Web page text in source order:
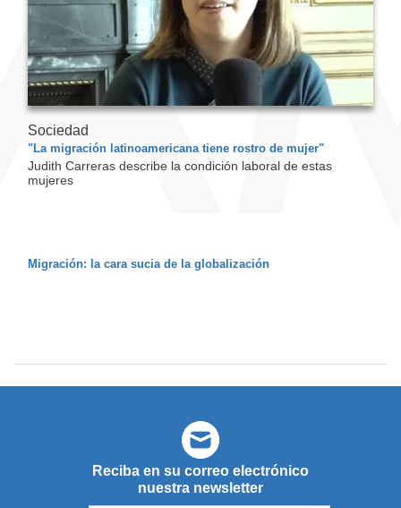
Sociedad
"La migración latinoamericana tiene rostro de mujer"
Judith Carreras describe la condición laboral de estas
mujeres
Migración: la cara sucia de la globalización
Reciba en su correo electrónico
nuestra newsletter